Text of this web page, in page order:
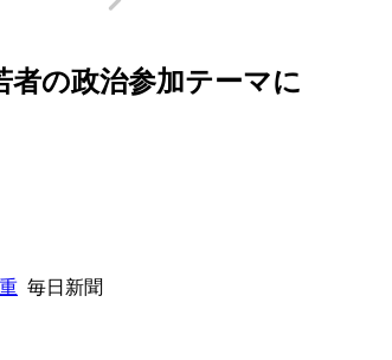
者の政治参加テーマに
毎日新聞